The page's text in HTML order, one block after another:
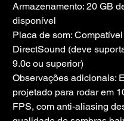
Armazenamento: 20 GB
disponível
Placa de som:
DirectSound (deve
9.0c ou superior)
Observações adicionais:
projetado para rodar em
FPS, com anti-aliasing